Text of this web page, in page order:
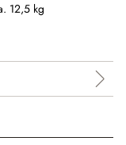
12,5 kg